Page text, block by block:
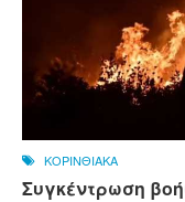
ΚΟΡΙΝΘΙΑΚΑ
Συγκέντρωση